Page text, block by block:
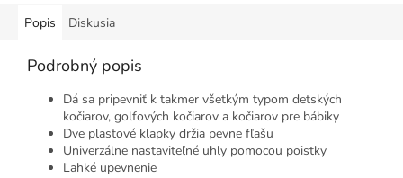
Popis Diskusia
Podrobný popis
Dá sa pripevniť k takmer všetkým typom detských
kočiarov, golfových kočiarov a kočiarov pre bábiky
Dve plastové klapky držia pevne fľašu
Univerzálne nastaviteľné uhly pomocou poistky
Ľahké upevnenie